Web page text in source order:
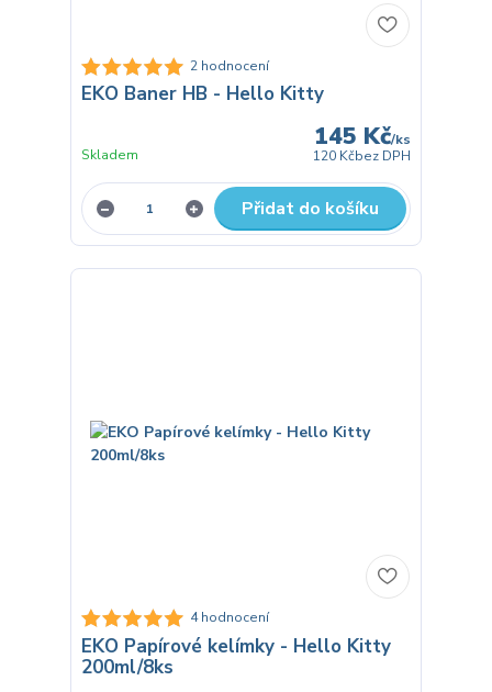
2 hodnocení
EKO Baner HB - Hello Kitty
145 Kč/ks
120 Kčbez DPH
Skladem
Přidat do košíku
4 hodnocení
EKO Papírové kelímky - Hello Kitty
200ml/8ks